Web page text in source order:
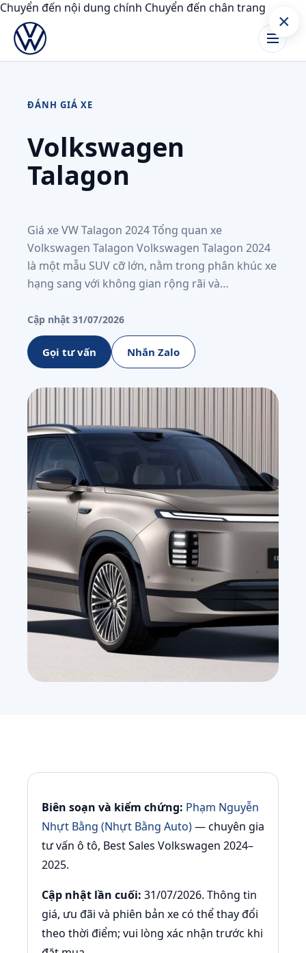
Chuyển đến nội dung chính Chuyển đến chân trang
ĐÁNH GIÁ XE
Volkswagen
Talagon
Giá xe VW Talagon 2024 Tổng quan xe
Volkswagen Talagon Volkswagen Talagon 2024
là một mẫu SUV cỡ lớn, nằm trong phân khúc xe
hạng sang với không gian rộng rãi và…
Cập nhật 31/07/2026
Gọi tư vấn Nhắn Zalo
Biên soạn và kiểm chứng: Phạm Nguyễn
Nhựt Bằng (Nhựt Bằng Auto)— chuyên gia
tư vấn ô tô, Best Sales Volkswagen 2024–
2025.
Cập nhật lần cuối: 31/07/2026. Thông tin
giá, ưu đãi và phiên bản xe có thể thay đổi
theo thời điểm; vui lòng xác nhận trước khi
×